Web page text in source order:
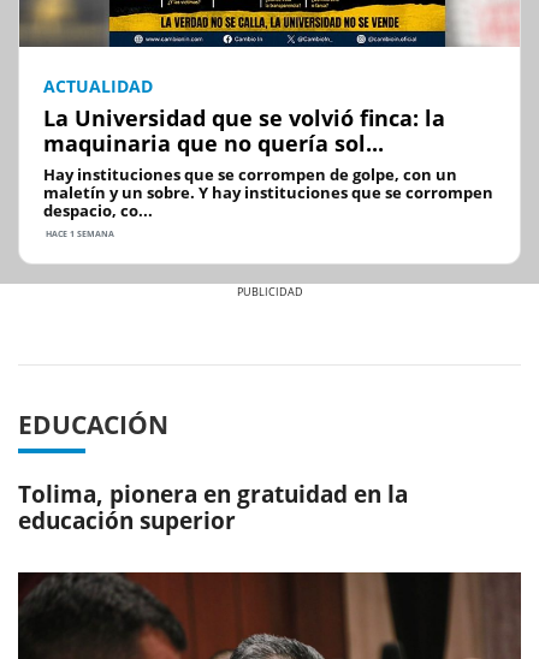
ACTUALIDAD
La Universidad que se volvió finca: la
maquinaria que no quería sol...
Hay instituciones que se corrompen de golpe, con un
maletín y un sobre. Y hay instituciones que se corrompen
despacio, co...
HACE 1 SEMANA
EDUCACIÓN
Tolima, pionera en gratuidad en la
educación superior